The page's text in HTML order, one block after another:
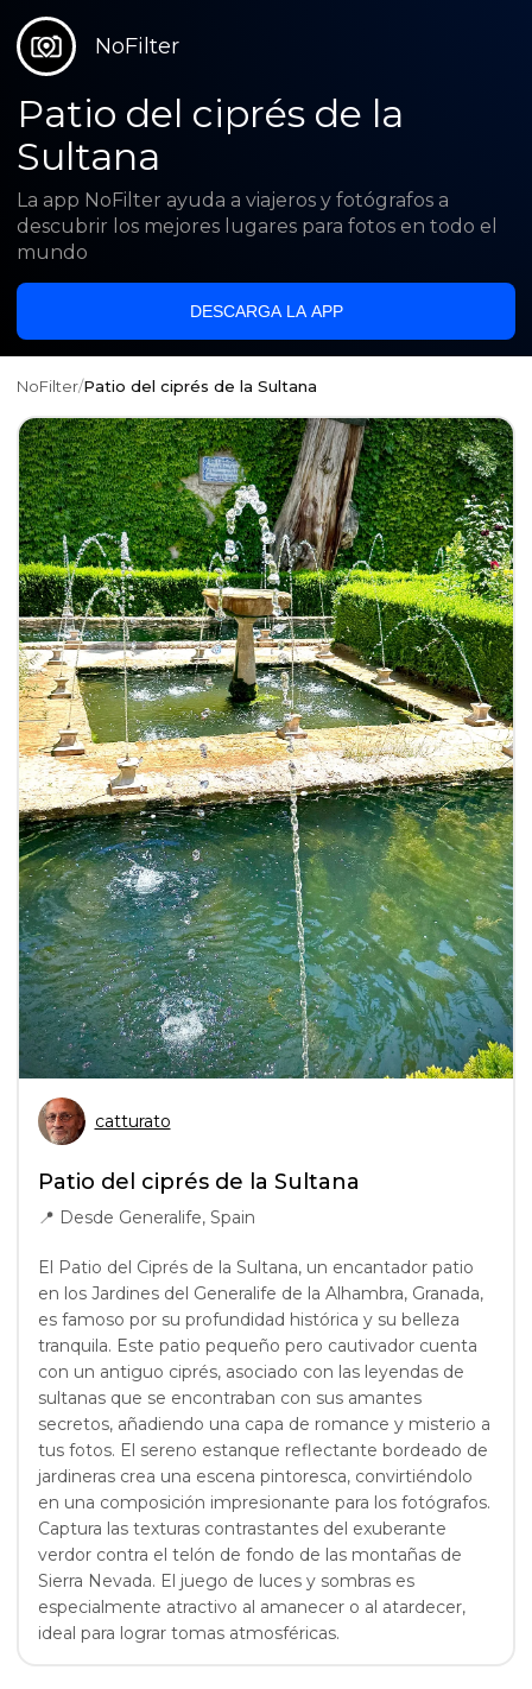
NoFilter
Patio del ciprés de la
Sultana
La app NoFilter ayuda a viajeros y fotógrafos a
descubrir los mejores lugares para fotos en todo el
mundo
DESCARGA LA APP
NoFilter/Patio del ciprés de la Sultana
catturato
Patio del ciprés de la Sultana
📍 Desde Generalife, Spain
El Patio del Ciprés de la Sultana, un encantador patio
en los Jardines del Generalife de la Alhambra, Granada,
es famoso por su profundidad histórica y su belleza
tranquila. Este patio pequeño pero cautivador cuenta
con un antiguo ciprés, asociado con las leyendas de
sultanas que se encontraban con sus amantes
secretos, añadiendo una capa de romance y misterio a
tus fotos. El sereno estanque reflectante bordeado de
jardineras crea una escena pintoresca, convirtiéndolo
en una composición impresionante para los fotógrafos.
Captura las texturas contrastantes del exuberante
verdor contra el telón de fondo de las montañas de
Sierra Nevada. El juego de luces y sombras es
especialmente atractivo al amanecer o al atardecer,
ideal para lograr tomas atmosféricas.